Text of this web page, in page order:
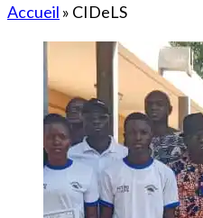
Accueil » CIDeLS